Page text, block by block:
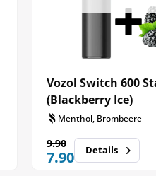
Vozol Switch 600
(Blackberry Ice)
Menthol, Brombeere
7.90
9.90 Details